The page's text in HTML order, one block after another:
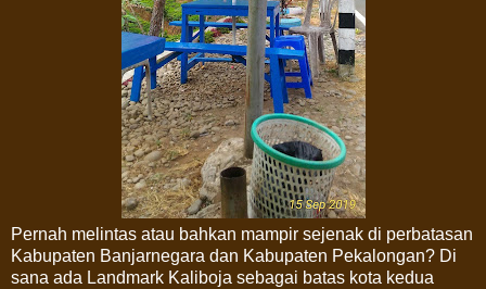
Pernah melintas atau bahkan mampir sejenak di perbatasan
Kabupaten Banjarnegara dan Kabupaten Pekalongan? Di
sana ada Landmark Kaliboja sebagai batas kota kedua